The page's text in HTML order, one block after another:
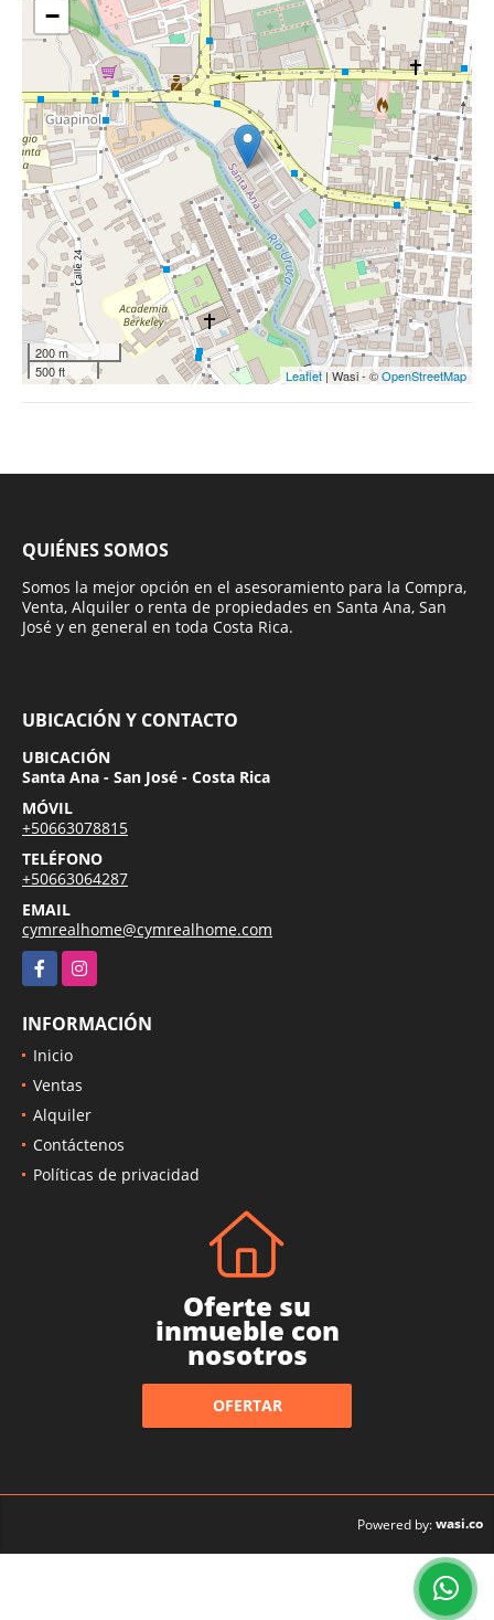
−
200 m
500 ft
Leaflet| Wasi - ©OpenStreetMap
QUIÉNES SOMOS
Somos la mejor opción en el asesoramiento para la Compra,
Venta, Alquiler o renta de propiedades en Santa Ana, San
José y en general en toda Costa Rica.
UBICACIÓN Y CONTACTO
UBICACIÓN
Santa Ana - San José - Costa Rica
MÓVIL
+50663078815
TELÉFONO
+50663064287
EMAIL
cymrealhome@cymrealhome.com
FacebookInstagram
INFORMACIÓN
Inicio
Ventas
Alquiler
Contáctenos
Políticas de privacidad
Oferte su
inmueble con
nosotros
OFERTAR
Powered by:wasi.co